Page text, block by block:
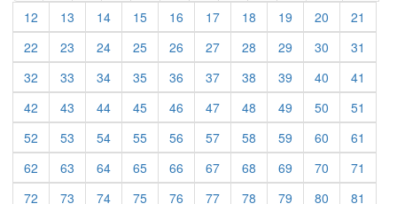
12 13 14 15 16 17 18 19 20
21
22
23 24 25 26 27 28 29 30
31
32
33 34 35 36 37 38 39 40
41
42
43 44 45 46 47 48 49 50
51
52
53 54 55 56 57 58 59 60
61
62
63 64 65 66 67 68 69 70
71
72
73 74 75 76 77 78 79 80
81